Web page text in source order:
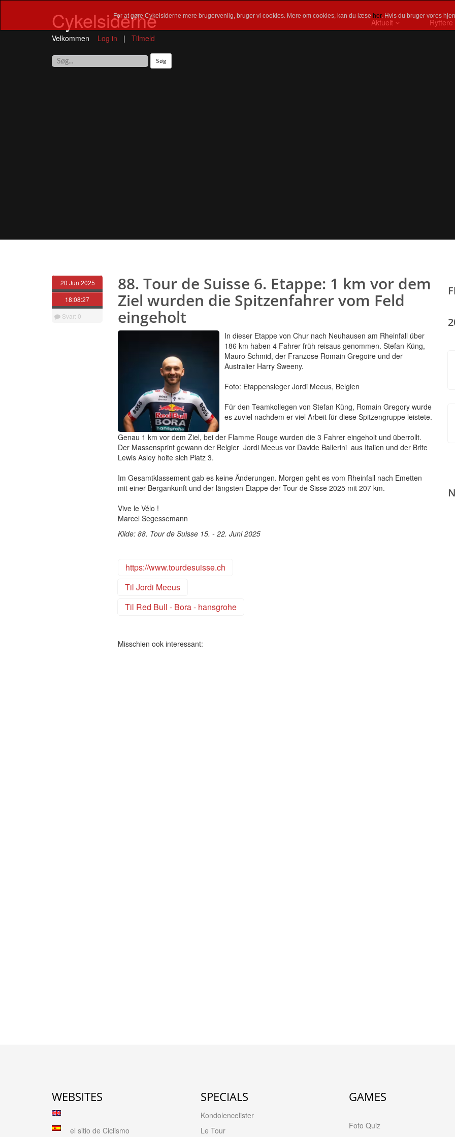
For at gøre Cykelsiderne mere brugervenlig, bruger vi cookies. Mere om cookies, kan du læse her. Hvis du bruger vores
Cykelsiderne
Velkommen Log in | Tilmeld
Aktuelt Ryttere
20 Jun 2025
18:08:27
Svar: 0
88. Tour de Suisse 6. Etappe: 1 km vor dem
Ziel wurden die Spitzenfahrer vom Feld
eingeholt
In dieser Etappe von Chur nach Neuhausen am Rheinfall über
186 km haben 4 Fahrer früh reisaus genommen. Stefan Küng,
Mauro Schmid, der Franzose Romain Gregoire und der
Australier Harry Sweeny.
Foto: Etappensieger Jordi Meeus, Belgien
Für den Teamkollegen von Stefan Küng, Romain Gregory wurde
es zuviel nachdem er viel Arbeit für diese Spitzengruppe leistete.
Genau 1 km vor dem Ziel, bei der Flamme Rouge wurden die 3 Fahrer eingeholt und überrollt.
Der Massensprint gewann der Belgier Jordi Meeus vor Davide Ballerini aus Italien und der Brite
Lewis Asley holte sich Platz 3.
Im Gesamtklassement gab es keine Änderungen. Morgen geht es vom Rheinfall nach Emetten
mit einer Bergankunft und der längsten Etappe der Tour de Sisse 2025 mit 207 km.
Vive le Vélo !
Marcel Segessemann
Kilde: 88. Tour de Suisse 15. - 22. Juni 2025
https://www.tourdesuisse.ch
Til Jordi Meeus
Til Red Bull - Bora - hansgrohe
Misschien ook interessant:
WEBSITES
el sitio de Ciclismo
SPECIALS
Kondolencelister
Le Tour
GAMES
Foto Quiz